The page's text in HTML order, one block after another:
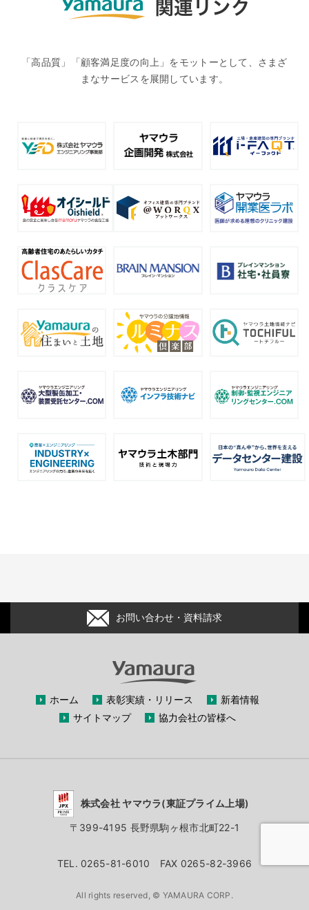
「高品質」「顧客満足度の向上」をモットーとして、さまざ
まなサービスを展開しています。
お問い合わせ・資料請求
ホーム 表彰実績・リリース
新着情報
サイトマップ
協力会社の皆様へ
株式会社 ヤマウラ(東証プライム上場)
〒399-4195 長野県駒ヶ根市北町22-1
TEL. 0265-81-6010 FAX 0265-82-3966
All rights reserved, © YAMAURA CORP.